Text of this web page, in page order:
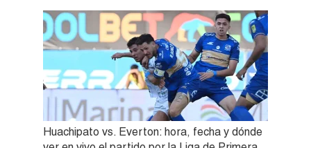
Huachipato vs. Everton: hora, fecha y dónde